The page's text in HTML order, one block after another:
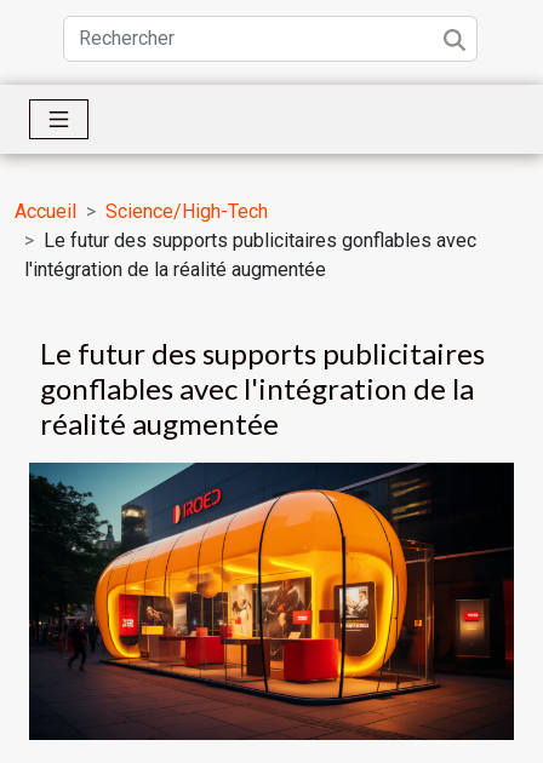
Accueil
Science/High-Tech
Le futur des supports publicitaires gonflables avec
l'intégration de la réalité augmentée
Le futur des supports publicitaires
gonflables avec l'intégration de la
réalité augmentée